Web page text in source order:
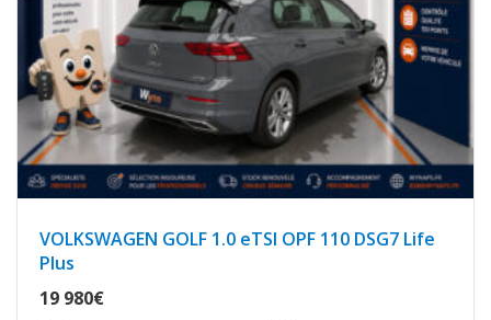
VOLKSWAGEN GOLF 1.0 eTSI OPF 110 DSG7 Life
Plus
19 980€